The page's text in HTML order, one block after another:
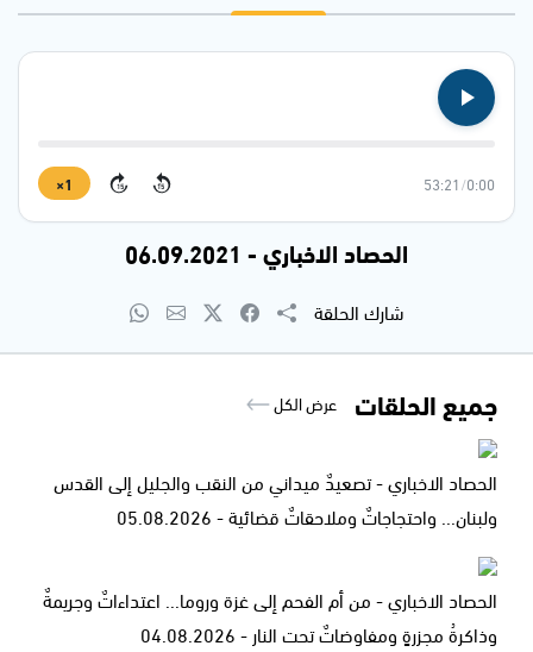
0:00
/
53:21
15
15
1×
الحصاد الاخباري - 06.09.2021
شارك الحلقة
جميع الحلقات عرض الكل
الحصاد الاخباري - تصعيدٌ ميداني من النقب والجليل إلى القدس
ولبنان... واحتجاجاتٌ وملاحقاتٌ قضائية - 05.08.2026
الحصاد الاخباري - من أم الفحم إلى غزة وروما... اعتداءاتٌ وجريمةٌ
وذاكرةُ مجزرةٍ ومفاوضاتٌ تحت النار - 04.08.2026